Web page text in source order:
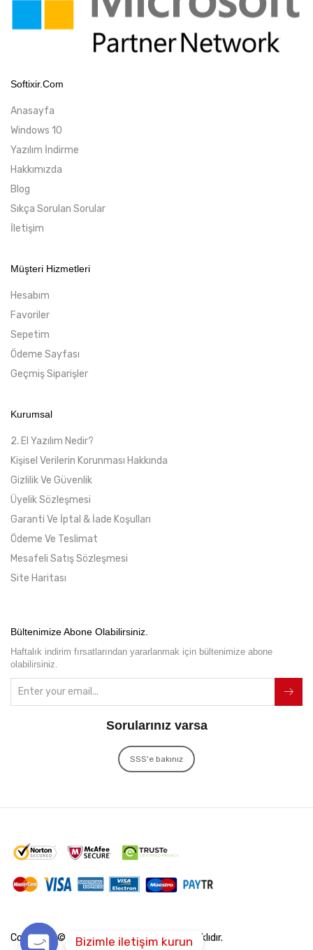
Softixir.com
Anasayfa
Windows 10
Yazılım İndirme
Hakkımızda
Blog
Sıkça Sorulan Sorular
İletişim
Müşteri Hizmetleri
Hesabım
Favoriler
Sepetim
Ödeme Sayfası
Geçmiş Siparişler
Kurumsal
2. El Yazılım Nedir?
Kişisel Verilerin Korunması Hakkında
Gizlilik Ve Güvenlik
Üyelik Sözleşmesi
Garanti Ve İptal & İade Koşulları
Ödeme Ve Teslimat
Mesafeli Satış Sözleşmesi
Site Haritası
Bültenimize Abone Olabilirsiniz.
Haftalık indirim fırsatlarından yararlanmak için bültenimize abone
olabilirsiniz.
Sorularınız varsa
SSS'e bakınız
Copyright © 2022İxir SoftTüm Hakları Saklıdır.
Bizimle iletişim kurun